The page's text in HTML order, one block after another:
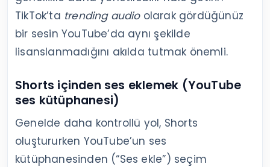
TikTok’ta trending audioolarak gördüğünüz
bir sesin YouTube’da aynı şekilde
lisanslanmadığını akılda tutmak önemli.
Shorts içinden ses eklemek (YouTube
ses kütüphanesi)
Genelde daha kontrollü yol, Shorts
oluştururken YouTube’un ses
kütüphanesinden (“Ses ekle”) seçim